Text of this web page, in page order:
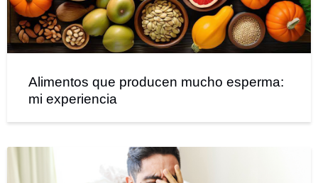
Alimentos que producen mucho esperma:
mi experiencia